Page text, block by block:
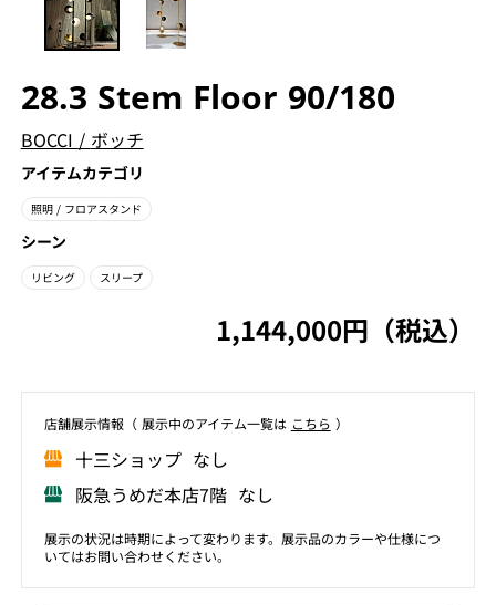
28.3 Stem Floor 90/180
BOCCI / ボッチ
アイテムカテゴリ
照明 / フロアスタンド
シーン
リビング スリープ
1,144,000円（税込）
店舗展⽰情報（ 展⽰中のアイテム⼀覧は こちら ）
⼗三ショップ なし
阪急うめだ本店7階 なし
展示の状況は時期によって変わります。展示品のカラーや仕様につ
いてはお問い合わせください。